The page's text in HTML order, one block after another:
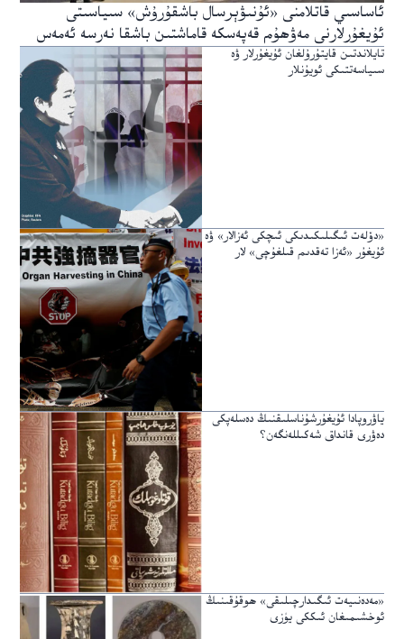
ئاساسىي قاتلامنى «ئۇنىۋېرسال باشقۇرۇش» سىياسىتى
ئۇيغۇرلارنى مەۋھۇم قەپەسكە قاماشتىن باشقا نەرسە ئەمەس
تايلاندتىن قايتۇرۇلغان ئۇيغۇرلار ۋە
سىياسەتتىكى ئويۇنلار
«دۆلەت ئىگىلىكىدىكى ئىچكى ئەزالار» ۋە
ئۇيغۇر «ئەزا تەقدىم قىلغۇچى» لار
ياۋروپادا ئۇيغۇرشۇناسلىقنىڭ دەسلەپكى
دەۋرى قانداق شەكىللەنگەن؟
«مەدەنىيەت ئىگىدارچىلىقى» ھوقۇقىنىڭ
ئوخشىمىغان ئىككى يۈزى